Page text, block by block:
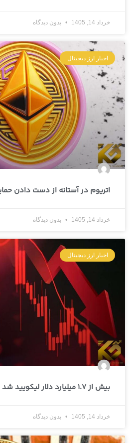
خرداد 14, 1405 بدون دیدگاه
اخبار ارز دیجیتال
اتریوم در آستانه از دست دادن حمایت 1800
خرداد 14, 1405 بدون دیدگاه
اخبار ارز دیجیتال
بیش از 1.7 میلیارد دلار لیکویید شد
خرداد 14, 1405 بدون دیدگاه